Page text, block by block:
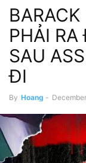
BARACK
PHẢI
SAU
ĐI
By Hoang -